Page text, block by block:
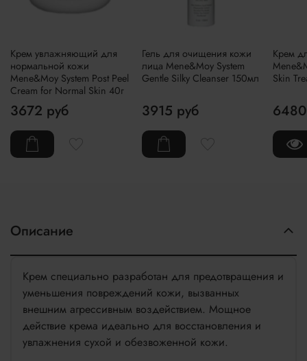
Крем увлажняющий для
нормальной кожи
Mene&Moy System Post Peel
Cream for Normal Skin 40г
3672 руб
Гель для очищения кожи
лица Mene&Moy System
Gentle Silky Cleanser 150мл
3915 руб
Крем
Skin
Описание
Крем специально разработан для предотвращения и
уменьшения повреждений кожи, вызванных
внешним агрессивным воздействием. Мощное
действие крема идеально для восстановления и
увлажнения сухой и обезвоженной кожи.